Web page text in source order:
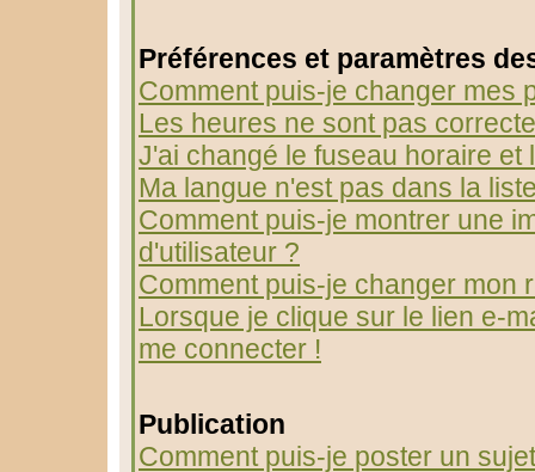
Préférences et paramètres
Comment puis-je changer mes
Les heures ne sont pas
J'ai changé le fuseau horaire
Ma langue n'est pas dans la
Comment puis-je montrer une
d'utilisateur ?
Comment puis-je changer mon
Lorsque je clique sur le lien e-
me connecter !
Publication
Comment puis-je poster un